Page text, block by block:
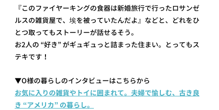
『このファイヤーキングの食器は新婚旅行で行ったロサンゼ
ルスの雑貨屋で、埃を被っていたんだよ』などと、どれをひ
とつ取ってもストーリーが話せるそう。
お2人の “好き” がギュギュっと詰まった住まい。とってもス
テキです！
▼O様の暮らしのインタビューはこちらから
お気に入りの雑貨やトイに囲まれて。夫婦で愉しむ、古き良
き “アメリカ” の暮らし。